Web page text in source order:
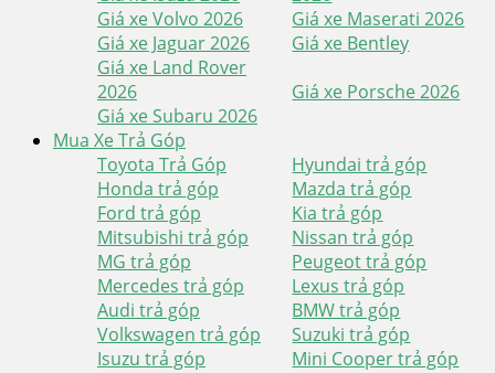
Giá xe Volvo 2026
Giá xe Maserati 2026
Giá xe Jaguar 2026
Giá xe Bentley
Giá xe Land Rover
2026
Giá xe Porsche 2026
Giá xe Subaru 2026
Mua Xe Trả Góp
Toyota Trả Góp
Hyundai trả góp
Honda trả góp
Mazda trả góp
Ford trả góp
Kia trả góp
Mitsubishi trả góp
Nissan trả góp
MG trả góp
Peugeot trả góp
Mercedes trả góp
Lexus trả góp
Audi trả góp
BMW trả góp
Volkswagen trả góp
Suzuki trả góp
Isuzu trả góp
Mini Cooper trả góp